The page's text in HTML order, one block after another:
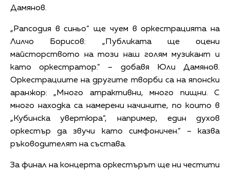
Дамянов.
„Рапсодия в синьо“ ще чуем в оркестрацията на
Лилчо Борисов: „Публиката ще оцени
майсторството на този наш голям музикант и
като оркестратор.“ – добавя Юли Дамянов.
Оркестрациите на другите творби са на японски
аранжор: „Много атрактивни, много пищни. С
много находка са намерени начините, по които в
„Кубинска увертюра“, например, един духов
оркестър да звучи като симфоничен.“ – казва
ръководителят на състава.
За финал на концерта оркестърът ще ни честити